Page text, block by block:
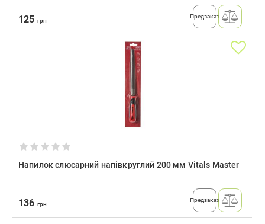
125 грн
Предзаказ
Напилок слюсарний напівкруглий 200 мм Vitals Master
136 грн
Предзаказ